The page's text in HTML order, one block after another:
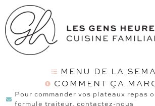
MENU DE LA
COMMENT ÇA
Pour commander vos plateaux repas
formule traiteur, contactez-nous